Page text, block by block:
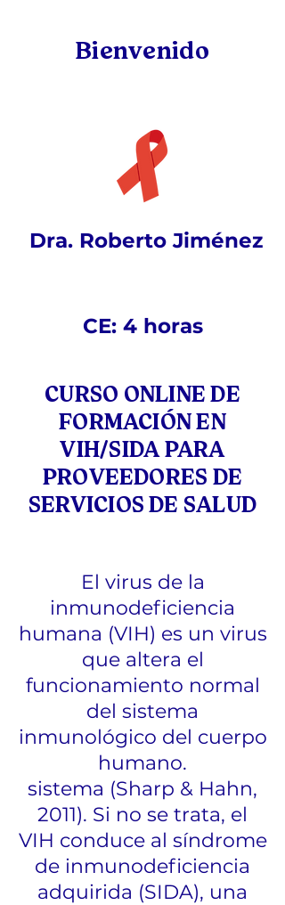
Bienvenido
Dra. Roberto Jiménez
CE: 4 horas
CURSO ONLINE DE
FORMACIÓN EN
VIH/SIDA PARA
PROVEEDORES DE
SERVICIOS DE SALUD
El virus de la
inmunodeficiencia
humana (VIH) es un virus
que altera el
funcionamiento normal
del sistema
inmunológico del cuerpo
humano.
sistema (Sharp & Hahn,
2011). Si no se trata, el
VIH conduce al síndrome
de inmunodeficiencia
adquirida (SIDA), una